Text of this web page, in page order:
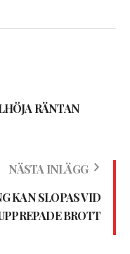
RÄNTAN
NÄSTA INLÄGG
KAN SLOPAS VID
BROTT